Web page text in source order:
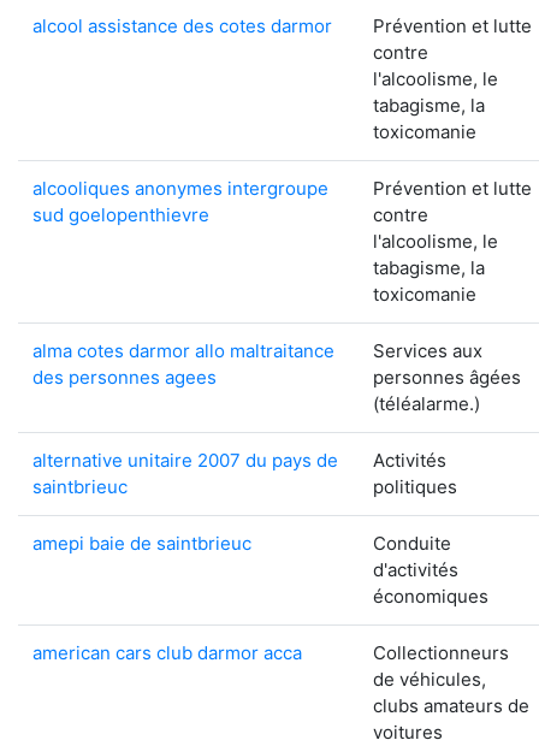
alcool assistance des cotes darmor
Prévention et lutte
contre
l'alcoolisme, le
tabagisme, la
toxicomanie
alcooliques anonymes intergroupe
sud goelopenthievre
Prévention et lutte
contre
l'alcoolisme, le
tabagisme, la
toxicomanie
alma cotes darmor allo maltraitance
des personnes agees
Services aux
personnes âgées
(téléalarme.)
alternative unitaire 2007 du pays de
saintbrieuc
Activités
politiques
amepi baie de saintbrieuc
Conduite
d'activités
économiques
american cars club darmor acca
Collectionneurs
de véhicules,
clubs amateurs de
voitures